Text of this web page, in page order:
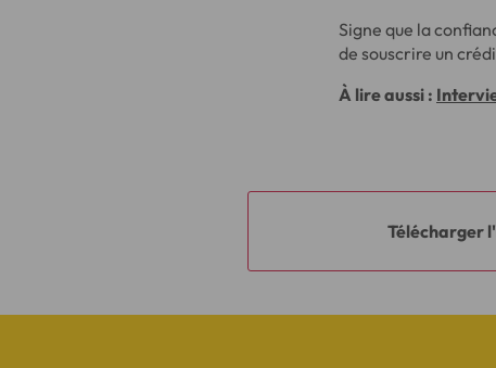
Signe que la
de souscrire un
À lire aussi :
Télécharger